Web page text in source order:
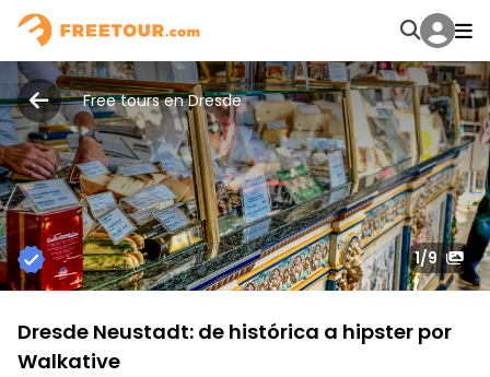
Free tours en Dresde
1/9
Dresde Neustadt: de histórica a hipster por
Walkative